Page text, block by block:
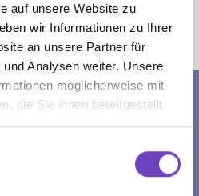
auf unsere Website zu
wir Informationen zu Ihrer
an unsere Partner für
Analysen weiter. Unsere
möglicherweise mit
die Sie ihnen bereitgestellt
Ihrer Nutzung der Dienste
& Jugendarbeit
Anmeldung Jugendvertretung
1063